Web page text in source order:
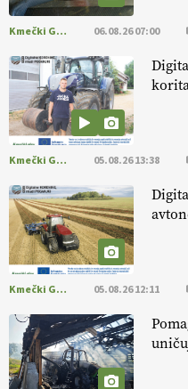
EKOloško = logično:
kmetijstvo
EKOloško =
ALTENBAHER
EKOloško =
MORGAN
EKOloško =
FREŠER
KMETIJSKA
KMETIJSKE
Kmečki Glas 06.08.26 07:00
Kmečki Glas 05.08.26 13:38
Kmečki Glas 05.08.26 12:11